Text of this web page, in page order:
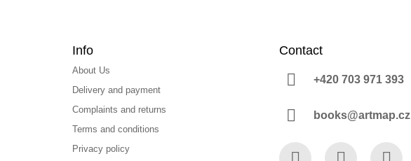
Info
About Us
Delivery and payment
Complaints and returns
Terms and conditions
Privacy policy
Contact
+420 703 971 393
books@artmap.cz